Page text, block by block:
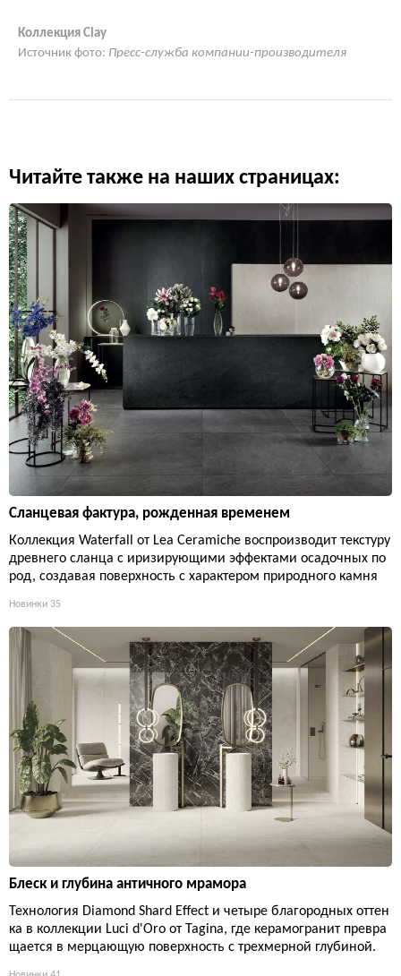
Коллекция Clay
Источник фото: Пресс-служба компании-производителя
Читайте также на наших страницах:
Сланцевая фактура, рожденная временем
Коллекция Waterfall от Lea Ceramiche воспроизводит текстуру
древнего сланца с иризирующими эффектами осадочных по
род, создавая поверхность с характером природного камня
Новинки 35
Блеск и глубина античного мрамора
Технология Diamond Shard Effect и четыре благородных оттен
ка в коллекции Luci d'Oro от Tagina, где керамогранит превра
щается в мерцающую поверхность с трехмерной глубиной.